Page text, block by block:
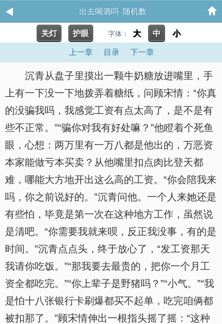
出去喝酒吗 随机数
关灯 护眼 字体： 大 中 小
上一章 目录 下一章
沉青从盘子里摸出一颗牛奶糖放进嘴里，手
上有一下没一下地拨弄着糖纸，问顾宋情：“你真
的没骗我吗，我感觉工资有点太高了，是不是有
些不正常。”“骗你对我有好处嘛？”他瞪着个死鱼
眼，心想：两万里有一万八都是他出的，万恶资
本家能做亏本买卖？从他嘴里扣点肉比登天都
难，哪能大方地开出这么高的工资。“你会陪我来
吗，你之前说好的。”沉青问他。一个人来她还是
有些怕，毕竟是第一次在这种地方工作，虽然说
是清吧。“你需要我就来呗，反正我没事，有的是
时间。”沉青点点头，终于放心了，“发工资那天
我请你吃饭。”“那我要去最贵的，把你一个月工
资全都吃完。”“你上辈子是野猪吗？”“小气。”“我
是怕十八张银行卡刷爆都买不起单，吃完咱俩都
被扣那了。”顾宋情伸出一根指头摇了摇：“这种